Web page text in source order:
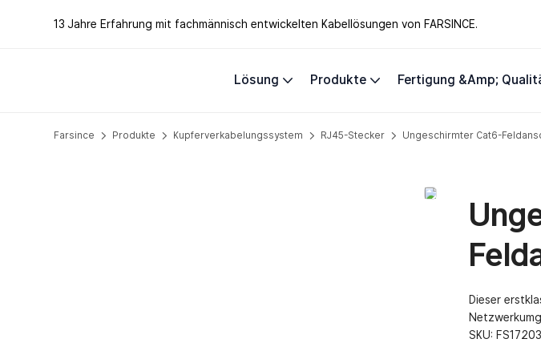
13 Jahre Erfahrung mit fachmännisch entwickelten Kabellösungen von FARSINCE.
Lösung Produkte Fertigung &amp;
Farsince Produkte Kupferverkabelungssystem RJ45-Stecker Ungeschirmter Cat6-
Dieser
SKU: FS17203